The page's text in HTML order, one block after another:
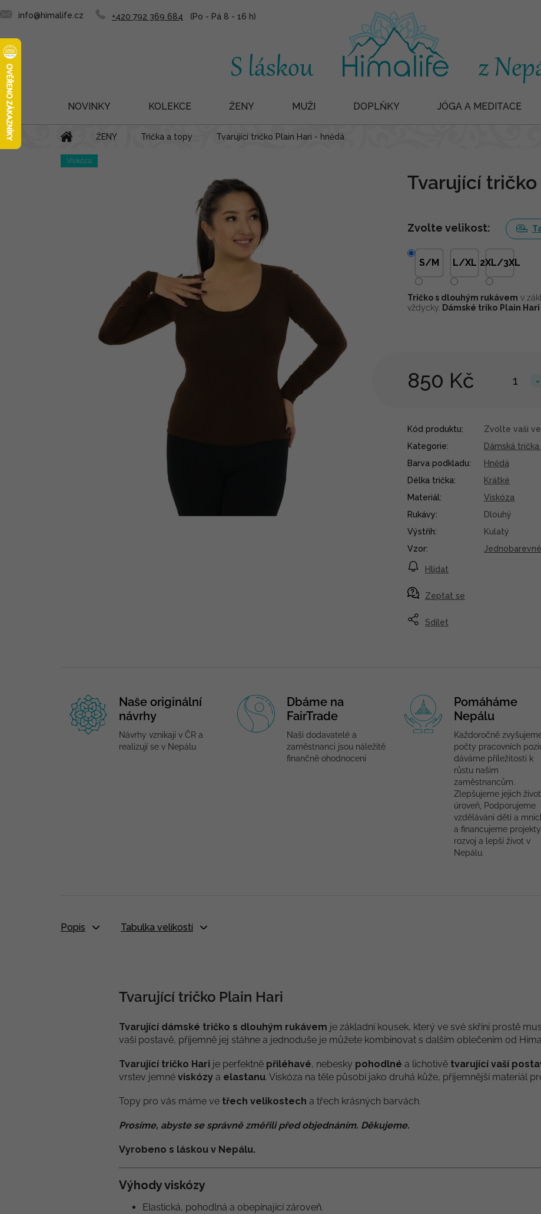
Přejít
na
obsah
+420 792 369 684
info@himalife.cz
NOVINKY KOLEKCE ŽENY MUŽI DOPLŇKY JÓGA A MEDITACE
Domů ŽENY Trička a topy Tvarující tričko Plain Hari - hnědá
Viskóza
Tvarující
850 Kč
Zvolte velikost:
S/M L/XL 2XL/3XL
Tričko s dlouhým rukávem v
vždycky. Dámské triko Plain Hari
Zeptat se
Hlídat
Sdílet
Kód produktu:
Zvolte vaši
Kategorie:
Dámská
Barva podkladu:
Hnědá
Délka trička:
Krátké
Materiál:
Viskóza
Rukávy:
Dlouhý
Výstřih:
Kulatý
Vzor: Jednobarevné
Naše originální
návrhy
Návrhy vznikají v ČR a
realizují se v Nepálu
Dbáme na
FairTrade
Naši dodavatelé a
zaměstnanci jsou náležitě
finančně ohodnoceni
Pomáháme
Nepálu
Každoročně
počty pracovních
dáváme příležitosti k
růstu našim
zaměstnancům.
Zlepšujeme jejich
úroveň, Podporujeme
vzdělávání dětí a
a financujeme
rozvoj a lepší život v
Nepálu.
Popis Tabulka velikostí
Tvarující tričko Plain Hari
Tvarující dámské tričko s dlouhým rukávem je základní kousek, který ve své skříni prostě
vaší postavě, příjemně jej stáhne a jednoduše je můžete kombinovat s dalším oblečením od
Tvarující tričko Hari je perfektně přiléhavé, nebesky pohodlné a lichotivě tvarující vaší
vrstev jemné viskózy a elastanu. Viskóza na těle působí jako druhá kůže, příjemnější materiál
Topy pro vás máme ve třech velikostech a třech krásných barvách.
Prosíme, abyste se správně změřili před objednáním. Děkujeme.
Vyrobeno s láskou v Nepálu.
Výhody viskózy
Elastická, pohodlná a obepínající zároveň.